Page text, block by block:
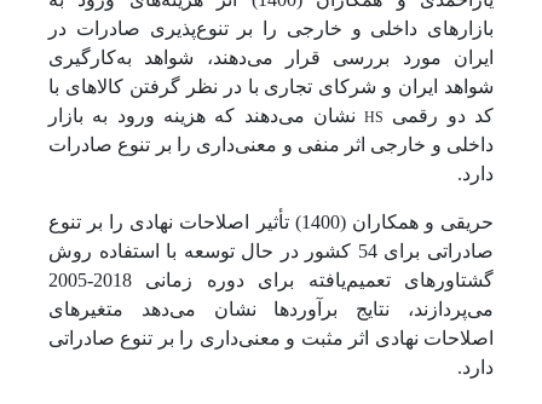
بازارهای داخلی و خارجی را بر تنوع‌پذیری صادرات در
ایران مورد بررسی قرار می‌دهند، شواهد به‌کارگیری
شواهد ایران و شرکای تجاری با در نظر گرفتن کالاهای با
کد دو رقمی HSنشان می‌دهند که هزینه ورود به بازار
داخلی و خارجی اثر منفی و معنی‌داری را بر تنوع صادرات
دارد.
حریقی و همکاران (1400) تأثیر اصلاحات نهادی را بر تنوع
صادراتی برای 54 کشور در حال توسعه با استفاده روش
گشتاورهای تعمیم‌یافته برای دوره زمانی 2018-2005
می‌پردازند، نتایج برآوردها نشان می‌دهد متغیرهای
اصلاحات نهادی اثر مثبت و معنی‌داری را بر تنوع صادراتی
دارد.